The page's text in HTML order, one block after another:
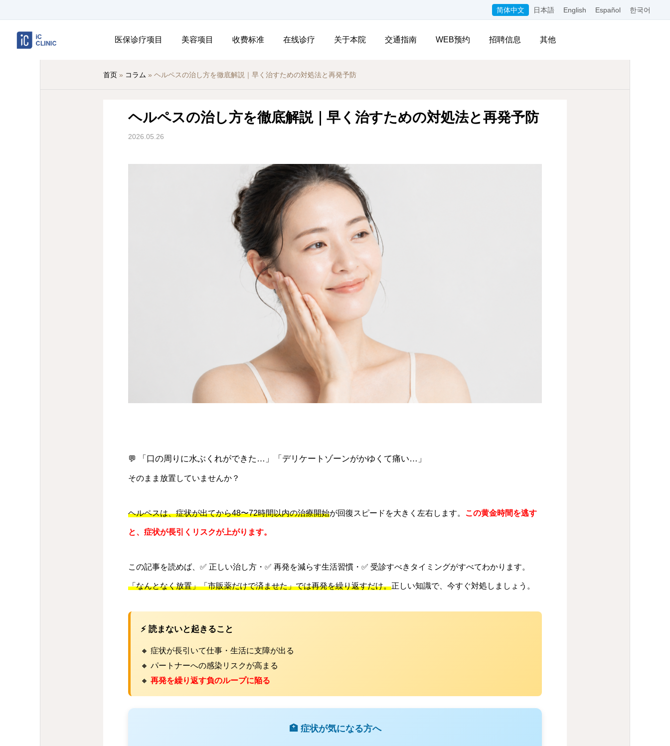
简体中文 日本語 English Español 한국어
医保诊疗项目 美容项目 收费标准 在线诊疗 关于本院 交通指南 WEB预约 招聘信息 其他
首页 » コラム » ヘルペスの治し方を徹底解説｜早く治すための対処法と再発予防
ヘルペスの治し方を徹底解説｜早く治すための対処法と再発予防
2026.05.26
💬 「口の周りに水ぶくれができた…」「デリケートゾーンがかゆくて痛い…」
そのまま放置していませんか？
ヘルペスは、症状が出てから48〜72時間以内の治療開始が回復スピードを大きく左右します。 この黄金時間を逃す
と、症状が長引くリスクが上がります。
この記事を読めば、✅ 正しい治し方・✅ 再発を減らす生活習慣・✅ 受診すべきタイミングがすべてわかります。
「なんとなく放置」「市販薬だけで済ませた」では再発を繰り返すだけ。正しい知識で、今すぐ対処しましょう。
⚡ 読まないと起きること
🔸 症状が長引いて仕事・生活に支障が出る
🔸 パートナーへの感染リスクが高まる
🔸 再発を繰り返す負のループに陥る
🏥 症状が気になる方へ